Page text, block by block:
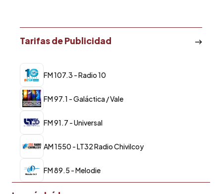
Tarifas de Publicidad
FM 107.3 - Radio 10
FM 97.1 - Galáctica / Vale
FM 91.7 - Universal
AM 1550 - LT32 Radio Chivilcoy
FM 89.5 - Melodie